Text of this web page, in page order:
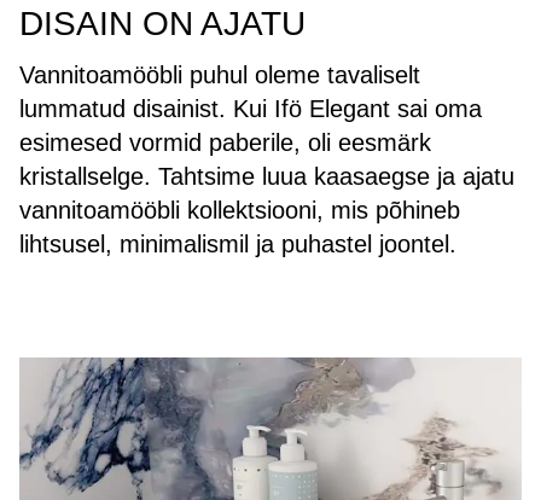
DISAIN ON AJATU
Vannitoamööbli puhul oleme tavaliselt
lummatud disainist. Kui Ifö Elegant sai oma
esimesed vormid paberile, oli eesmärk
kristallselge. Tahtsime luua kaasaegse ja ajatu
vannitoamööbli kollektsiooni, mis põhineb
lihtsusel, minimalismil ja puhastel joontel.